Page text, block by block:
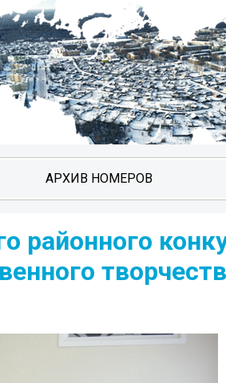
АРХИВ НОМЕРОВ
районного